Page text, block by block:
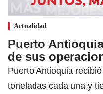
Actualidad
Puerto
de sus
Puerto Antioquia
toneladas cada una y